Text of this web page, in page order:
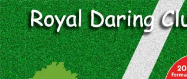
Aller
au
contenu